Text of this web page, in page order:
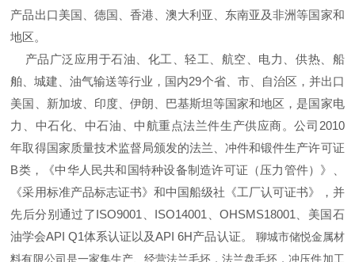
产品出口美国、德国、香港、澳大利亚、东南亚及非洲等国家和
地区。
产品广泛应用于石油、化工、轻工、航空、电力、供热、船
舶、城建、油气输送等行业，国内29个省、市、自治区，并出口
美国、新加坡、印度、伊朗、巴基斯坦等国家和地区，是国家电
力、中石化、中石油、中航重点法兰件生产供应商。公司2010
年取得国家质量技术监督局颁发的法兰、冲件和锻件生产许可证
B类，《中华人民共和国特种设备制造许可证（压力管件）》、
《采用标准产品标志证书》和中国船级社《工厂认可证书》，并
先后分别通过了ISO9001、ISO14001、OHSMS18001、美国石
油学会API Q1体系认证以及API 6H产品认证。
聊城市储悦金属材
料有限公司是一家集生产、经营法兰毛坯，法兰盘毛坯，冲压件加工